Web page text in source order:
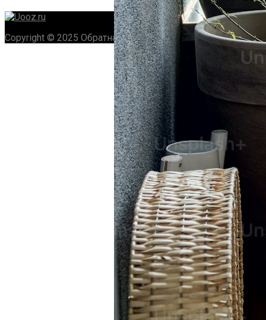
Copyright © 2025 Обратная связь info@gototop.ee